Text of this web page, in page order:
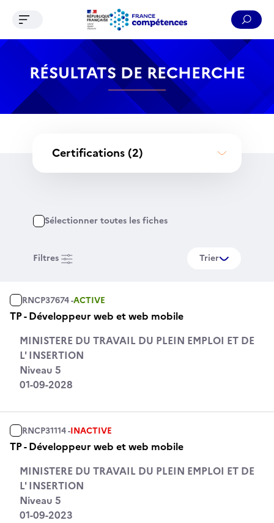
Contenu Recherche Menu Pied de page
Ouvrir le menu de navigation
RÉSULTATS DE RECHERCHE
Certifications (2)
Sélectionner toutes les fiches
Filtres Trier
RNCP37674 -ACTIVE
TP - Développeur web et web mobile
MINISTERE DU TRAVAIL DU PLEIN EMPLOI ET DE
L' INSERTION
Niveau 5
01-09-2028
RNCP31114 -INACTIVE
TP - Développeur web et web mobile
MINISTERE DU TRAVAIL DU PLEIN EMPLOI ET DE
L' INSERTION
Niveau 5
01-09-2023